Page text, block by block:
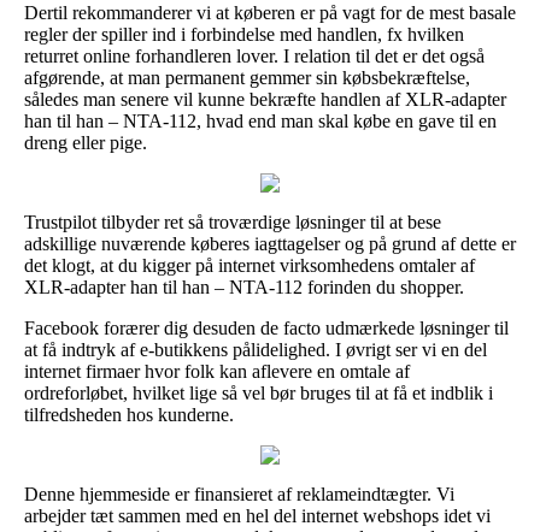
Dertil rekommanderer vi at køberen er på vagt for de mest basale
regler der spiller ind i forbindelse med handlen, fx hvilken
returret online forhandleren lover. I relation til det er det også
afgørende, at man permanent gemmer sin købsbekræftelse,
således man senere vil kunne bekræfte handlen af XLR-adapter
han til han – NTA-112, hvad end man skal købe en gave til en
dreng eller pige.
Trustpilot tilbyder ret så troværdige løsninger til at bese
adskillige nuværende køberes iagttagelser og på grund af dette er
det klogt, at du kigger på internet virksomhedens omtaler af
XLR-adapter han til han – NTA-112 forinden du shopper.
Facebook forærer dig desuden de facto udmærkede løsninger til
at få indtryk af e-butikkens pålidelighed. I øvrigt ser vi en del
internet firmaer hvor folk kan aflevere en omtale af
ordreforløbet, hvilket lige så vel bør bruges til at få et indblik i
tilfredsheden hos kunderne.
Denne hjemmeside er finansieret af reklameindtægter. Vi
arbejder tæt sammen med en hel del internet webshops idet vi